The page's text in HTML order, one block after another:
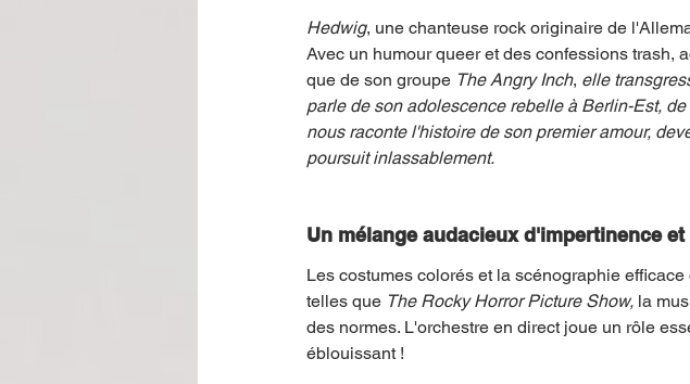
Hedwig, une chanteuse rock originaire de
Avec un humour queer et des confessions trash,
que de son groupe The Angry Inch, elle
parle de son adolescence rebelle à Berlin-Est,
nous raconte l'histoire de son premier amour,
poursuit inlassablement.
Un mélange audacieux d'impertinence
Les costumes colorés et la scénographie
telles que The Rocky Horror Picture Show, la
des normes. L'orchestre en direct joue un rôle
éblouissant !